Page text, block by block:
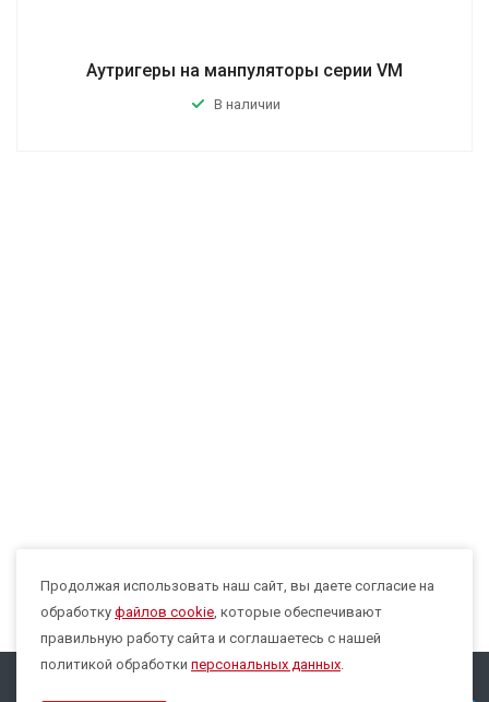
Аутригеры на манпуляторы серии VM
В наличии
Max
Продолжая использовать наш сайт, вы даете согласие на
обработку файлов cookie, которые обеспечивают
правильную работу сайта и соглашаетесь с нашей
политикой обработки персональных данных.